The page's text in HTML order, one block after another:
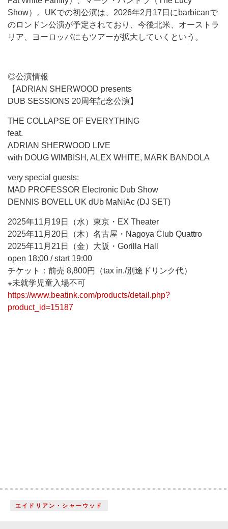
Show）。UKでの初公演は、2026年2月17日にbarbicanで
のロンドン公演が予定されており、今後北米、オーストラ
リア、ヨーロッパにもツアーが拡大していくという。
◎公演情報
【ADRIAN SHERWOOD presents
DUB SESSIONS 20周年記念公演】
THE COLLAPSE OF EVERYTHING
feat.
ADRIAN SHERWOOD LIVE
with DOUG WIMBISH, ALEX WHITE, MARK BANDOLA
very special guests:
MAD PROFESSOR Electronic Dub Show
DENNIS BOVELL UK dUb MaNiAc (DJ SET)
2025年11月19日（水）東京・EX Theater
2025年11月20日（木）名古屋・Nagoya Club Quattro
2025年11月21日（金）大阪・Gorilla Hall
open 18:00 / start 19:00
チケット：前売 8,800円（tax in./別途ドリンク代）
※未就学児童入場不可
https://www.beatink.com/products/detail.php?
product_id=15187
エイドリアン・シャーウッド